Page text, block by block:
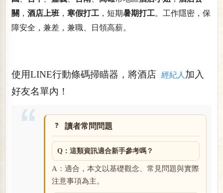
關 ， 酒店上班 ， 寒假打工 ，短期暑期打工。工作隱密，保
障安全，兼差，兼職、日領高薪。
使用LINE行動條碼掃瞄器，將酒店 經紀人 加入
好友名單內！
讀者常問問題
Q：這類資訊適合新手參考嗎？
A：適合，本文以基礎觀念、常見問題與實際
注意事項為主。